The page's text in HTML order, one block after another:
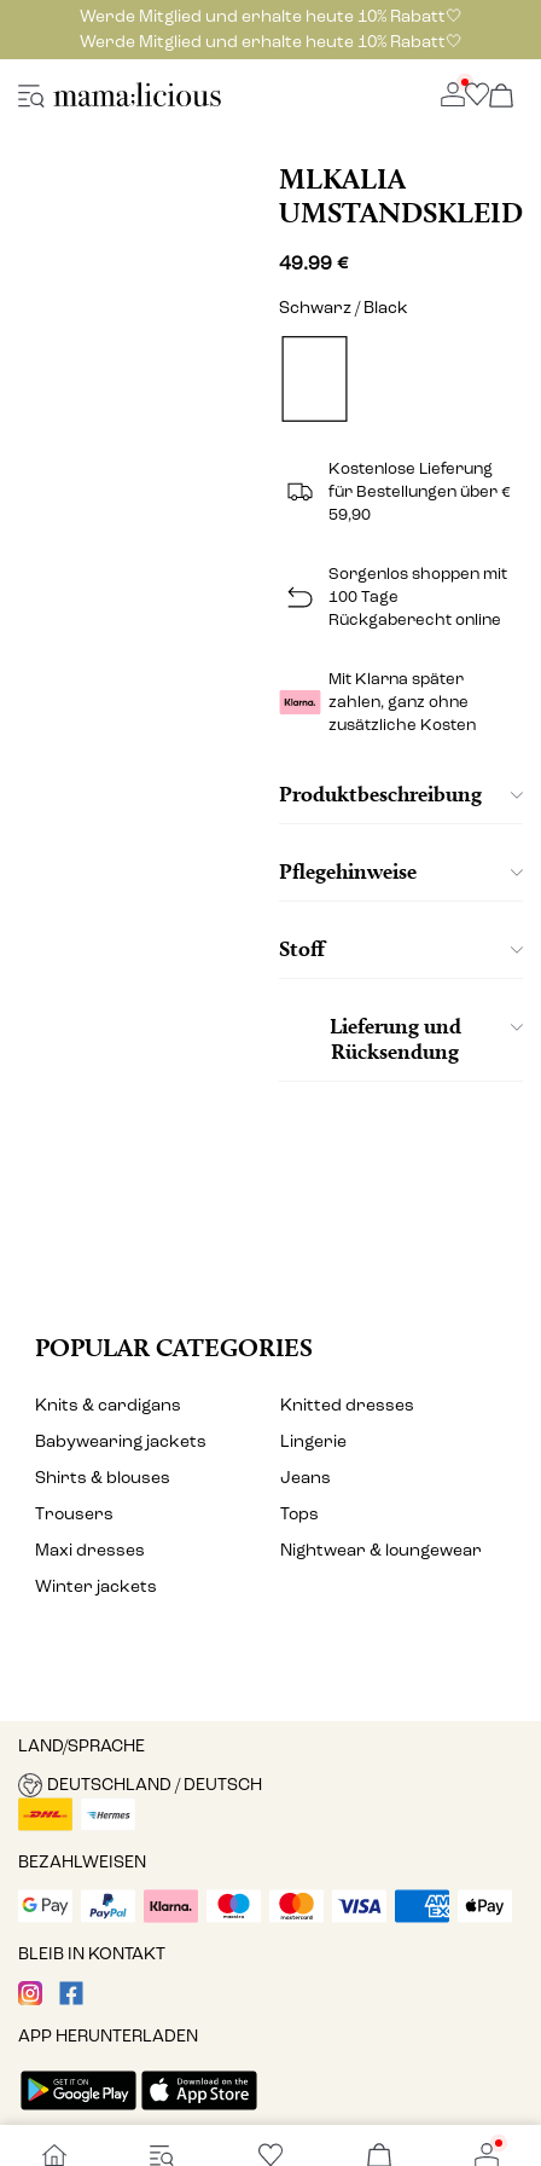
Werde Mitglied und erhalte heute 10% Rabatt🤍
Werde Mitglied und erhalte heute 10% Rabatt🤍
MLKALIA
UMSTANDSKLEID
49.99 €
Schwarz / Black
Kostenlose Lieferung
für Bestellungen über €
59,90
Sorgenlos shoppen mit
100 Tage
Rückgaberecht online
Mit Klarna später
zahlen, ganz ohne
zusätzliche Kosten
Produktbeschreibung
Pflegehinweise
Stoff
Lieferung und
Rücksendung
POPULAR CATEGORIES
Knits & cardigans
Knitted dresses
Babywearing jackets
Lingerie
Shirts & blouses
Jeans
Trousers
Tops
Maxi dresses
Nightwear & loungewear
Winter jackets
LAND/SPRACHE
DEUTSCHLAND / DEUTSCH
BEZAHLWEISEN
BLEIB IN KONTAKT
APP HERUNTERLADEN